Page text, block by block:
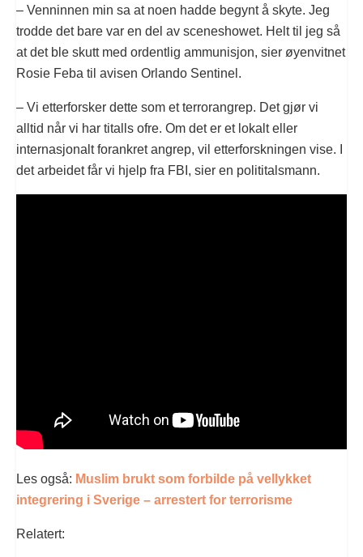
– Venninnen min sa at noen hadde begynt å skyte. Jeg
trodde det bare var en del av sceneshowet. Helt til jeg så
at det ble skutt med ordentlig ammunisjon, sier øyenvitnet
Rosie Feba til avisen Orlando Sentinel.
– Vi etterforsker dette som et terrorangrep. Det gjør vi
alltid når vi har titalls ofre. Om det er et lokalt eller
internasjonalt forankret angrep, vil etterforskningen vise. I
det arbeidet får vi hjelp fra FBI, sier en polititalsmann.
Les også: Muslim brukt som forbilde på vellykket
integrering i Sverige – arrestert for terrorisme
Relatert: